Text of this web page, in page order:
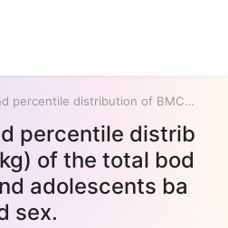
LMS values and percentile distribution of BMC (kg) of the total body of children and adolescents based on age and sex.
percentile distrib
of the total bod
adolescents ba
sex.